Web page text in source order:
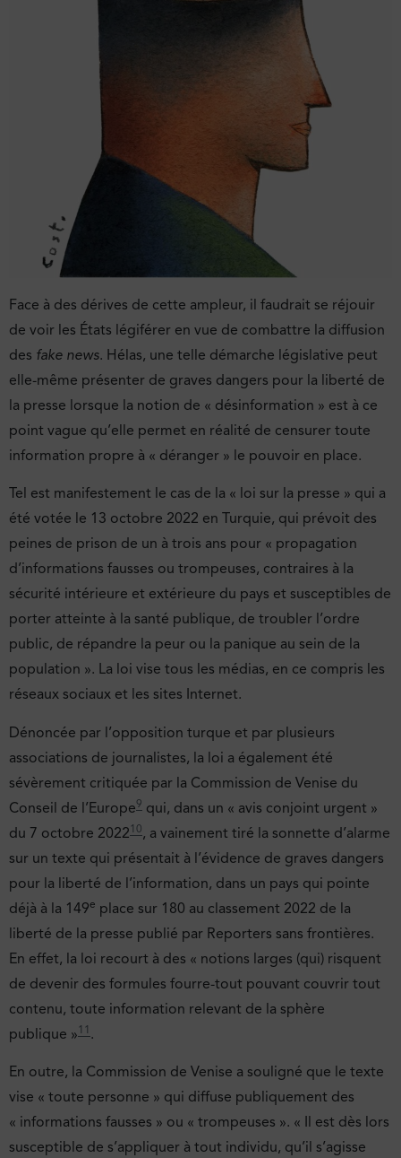
Face à des dérives de cette ampleur, il faudrait se réjouir
de voir les États légiférer en vue de combattre la diffusion
des fake news. Hélas, une telle démarche législative peut
elle-même présenter de graves dangers pour la liberté de
la presse lorsque la notion de « désinformation » est à ce
point vague qu’elle permet en réalité de censurer toute
information propre à « déranger » le pouvoir en place.
Tel est manifestement le cas de la « loi sur la presse » qui a
été votée le 13 octobre 2022 en Turquie, qui prévoit des
peines de prison de un à trois ans pour « propagation
d’informations fausses ou trompeuses, contraires à la
sécurité intérieure et extérieure du pays et susceptibles de
porter atteinte à la santé publique, de troubler l’ordre
public, de répandre la peur ou la panique au sein de la
population ». La loi vise tous les médias, en ce compris les
réseaux sociaux et les sites Internet.
Dénoncée par l’opposition turque et par plusieurs
associations de journalistes, la loi a également été
sévèrement critiquée par la Commission de Venise du
Conseil de l’Europe9 qui, dans un « avis conjoint urgent »
du 7 octobre 2022 10, a vainement tiré la sonnette d’alarme
sur un texte qui présentait à l’évidence de graves dangers
pour la liberté de l’information, dans un pays qui pointe
déjà à la 149e place sur 180 au classement 2022 de la
liberté de la presse publié par Reporters sans frontières.
En effet, la loi recourt à des « notions larges (qui) risquent
de devenir des formules fourre-tout pouvant couvrir tout
contenu, toute information relevant de la sphère
publique » 11 .
En outre, la Commission de Venise a souligné que le texte
vise « toute personne » qui diffuse publiquement des
« informations fausses » ou « trompeuses ». « Il est dès lors
susceptible de s’appliquer à tout individu, qu’il s’agisse